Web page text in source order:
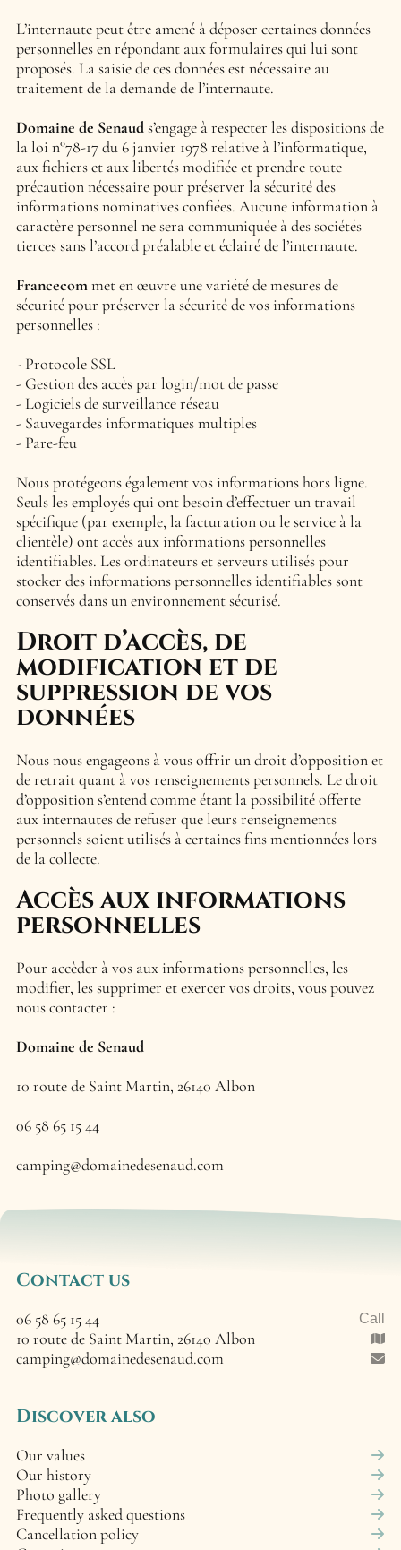
L’internaute peut être amené à déposer certaines données
personnelles en répondant aux formulaires qui lui sont
proposés. La saisie de ces données est nécessaire au
traitement de la demande de l’internaute.
Domaine de Senauds’engage à respecter les dispositions de
la loi n°78-17 du 6 janvier 1978 relative à l’informatique,
aux fichiers et aux libertés modifiée et prendre toute
précaution nécessaire pour préserver la sécurité des
informations nominatives confiées. Aucune information à
caractère personnel ne sera communiquée à des sociétés
tierces sans l’accord préalable et éclairé de l’internaute.
Francecommet en œuvre une variété de mesures de
sécurité pour préserver la sécurité de vos informations
personnelles :
Protocole SSL
Gestion des accès par login/mot de passe
Logiciels de surveillance réseau
Sauvegardes informatiques multiples
Pare-feu
Nous protégeons également vos informations hors ligne.
Seuls les employés qui ont besoin d’effectuer un travail
spécifique (par exemple, la facturation ou le service à la
clientèle) ont accès aux informations personnelles
identifiables. Les ordinateurs et serveurs utilisés pour
stocker des informations personnelles identifiables sont
conservés dans un environnement sécurisé.
Droit d’accès, de
modification et de
suppression de vos
données
Nous nous engageons à vous offrir un droit d’opposition et
de retrait quant à vos renseignements personnels. Le droit
d’opposition s’entend comme étant la possibilité offerte
aux internautes de refuser que leurs renseignements
personnels soient utilisés à certaines fins mentionnées lors
de la collecte.
Accès aux informations
personnelles
Pour accèder à vos aux informations personnelles, les
modifier, les supprimer et exercer vos droits, vous pouvez
nous contacter :
Domaine de Senaud
10 route de Saint Martin, 26140 Albon
06 58 65 15 44
camping@domainedesenaud.com
Contact us
06 58 65 15 44 Call
10 route de Saint Martin, 26140 Albon
camping@domainedesenaud.com
Discover also
Our values
Our history
Photo gallery
Frequently asked questions
Cancellation policy